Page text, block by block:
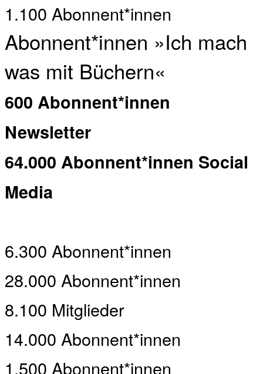
1.100 Abonnent*innen
Abonnent*innen »Ich mach
was mit Büchern«
600 Abonnent*innen
Newsletter
64.000 Abonnent*innen Social
Media
6.300 Abonnent*innen
28.000 Abonnent*innen
8.100 Mitglieder
14.000 Abonnent*innen
1.500 Abonnent*innen